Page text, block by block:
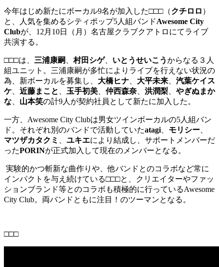
今年はじめ新たにボーカル9名が加入した□□□ （クチロロ ）
と、人気を集めるシティポップ5人組バンドAwesome City
Clubが、12月10日（月）名古屋クラブクアトロにてライブ
共演する。
□□□は、 三浦康嗣 、村田シゲ、 いとうせいこうからなる３人
組ユニット。三浦康嗣が多忙によりライブを行えない状況の
為、新ボーカルを募集し、 大橋ヒナ 大平未来
汽葉ケイス
ケ
近藤まこと 玉手初美 仲西森奈 洪潤梨
やぎぬまか
な
山本笑の計9人が契約社員として新たに加入した。
一方、 Awesome City Clubは男女ツインボーカルの5人組バン
ド。それぞれ別のバンドで活動していたatagi モリシー
マツザカタクミ
ユキエにより結成し、サポートメンバーだ
ったPORINが正式加入して現在のメンバーとなる。
実験的かつ斬新な曲作りや、他バンドとのコラボなど常に
インパクトを与え続けている□□□と、クリエイターやファッ
ションブランド等とのコラボも積極的に行っているAwesome
City Club。両バンドともに注目！のツーマンとなる。
□□□